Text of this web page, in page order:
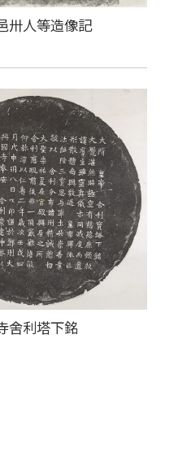
卅人等造像記
舍利塔下銘